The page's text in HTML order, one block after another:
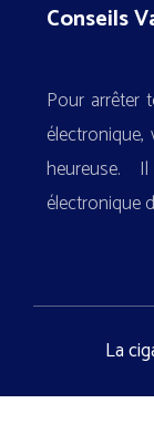
Conseils
Pour arrêter
heureuse.
électronique
La